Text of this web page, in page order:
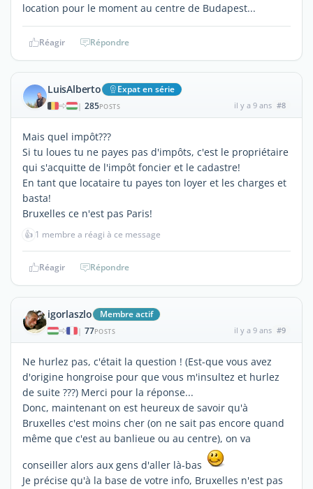
location pour le moment au centre de Budapest...
Réagir Répondre
LuisAlberto Expat en série
| 285POSTS il y a 9 ans #8
Mais quel impôt???
Si tu loues tu ne payes pas d'impôts, c'est le propriétaire
qui s'acquitte de l'impôt foncier et le cadastre!
En tant que locataire tu payes ton loyer et les charges et
basta!
Bruxelles ce n'est pas Paris!
👍 1 membre a réagi à ce message
Réagir Répondre
igorlaszlo Membre actif
| 77POSTS il y a 9 ans #9
Ne hurlez pas, c'était la question ! (Est-que vous avez
d'origine hongroise pour que vous m'insultez et hurlez
de suite ???) Merci pour la réponse...
Donc, maintenant on est heureux de savoir qu'à
Bruxelles c'est moins cher (on ne sait pas encore quand
même que c'est au banlieue ou au centre), on va
conseiller alors aux gens d'aller là-bas
Je précise qu'à la base de votre info, Bruxelles n'est pas